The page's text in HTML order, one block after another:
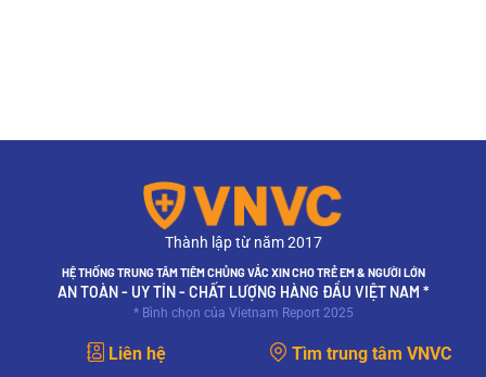
Thành lập từ năm 2017
HỆ THỐNG TRUNG TÂM TIÊM CHỦNG VẮC XIN CHO TRẺ EM & NGƯỜI LỚN
AN TOÀN - UY TÍN - CHẤT LƯỢNG HÀNG ĐẦU VIỆT NAM *
* Bình chọn của Vietnam Report 2025
Liên hệ
Tìm trung tâm VNVC